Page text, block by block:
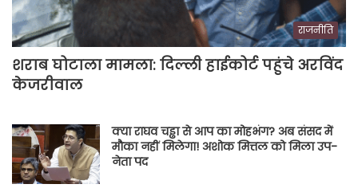
राजनीति
शराब घोटाला मामला: दिल्ली हाईकोर्ट पहुंचे अरविंद
केजरीवाल
क्या राघव चड्ढा से आप का मोहभंग? अब संसद में
मौका नहीं मिलेगा! अशोक मित्तल को मिला उप-
नेता पद